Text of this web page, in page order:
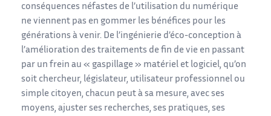
conséquences néfastes de l’utilisation du numérique
ne viennent pas en gommer les bénéfices pour les
générations à venir. De l’ingénierie d’éco-conception à
l’amélioration des traitements de fin de vie en passant
par un frein au « gaspillage » matériel et logiciel, qu’on
soit chercheur, législateur, utilisateur professionnel ou
simple citoyen, chacun peut à sa mesure, avec ses
moyens, ajuster ses recherches, ses pratiques, ses